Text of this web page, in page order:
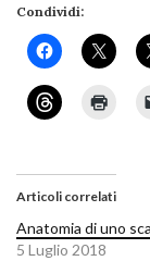
Condividi:
Articoli correlati
Anatomia di uno
5 Luglio 2018